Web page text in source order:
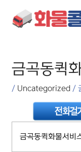
건너뛰기
금곡동퀵
/ Uncategorized /
금곡동퀵화물서비